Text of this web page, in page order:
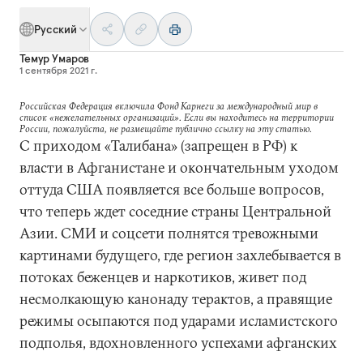
Русский
Темур Умаров
1 сентября 2021 г.
Российская Федерация включила Фонд Карнеги за международный мир в
список «нежелательных организаций». Если вы находитесь на территории
России, пожалуйста, не размещайте публично ссылку на эту статью.
С приходом «Талибана» (запрещен в РФ) к
власти в Афганистане и окончательным уходом
оттуда США появляется все больше вопросов,
что теперь ждет соседние страны Центральной
Азии. СМИ и соцсети полнятся тревожными
картинами будущего, где регион захлебывается в
потоках беженцев и наркотиков, живет под
несмолкающую канонаду терактов, а правящие
режимы осыпаются под ударами исламистского
подполья, вдохновленного успехами афганских